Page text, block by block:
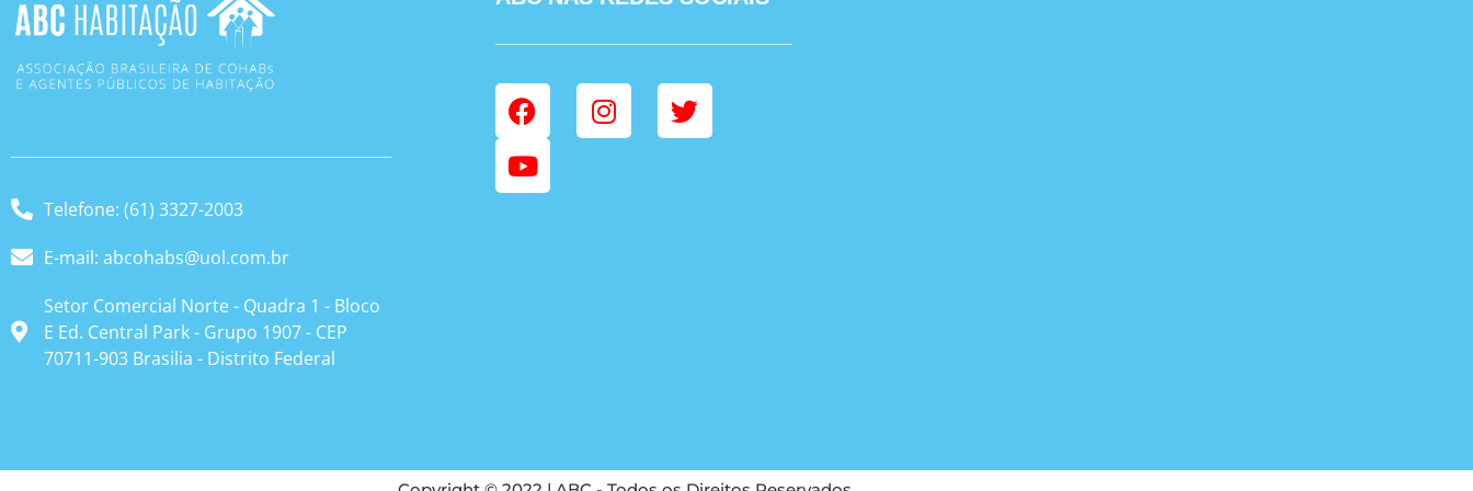
Telefone: (61) 3327-2003
E-mail: abcohabs@uol.com.br
Setor Comercial Norte - Quadra 1 - Bloco
E Ed. Central Park - Grupo 1907 - CEP
70711-903 Brasilia - Distrito Federal